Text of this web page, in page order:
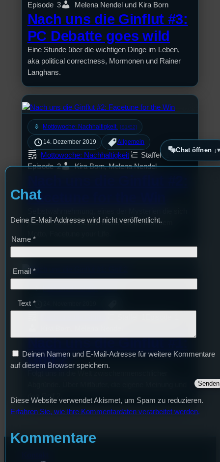
Episode 3 Melena Nendel und Kira Born
Nach uns die Ginflut #3:
PC Debatte goes wild
Eine Stunde über die wichtigen Dinge im Leben,
aka political correctness, Mormonen und Rainer
Langhans.
mic Mottowoche: Nachhaltigkeit [S1/E2]
14. Dezember 2019 Allgemein
Mottowoche: Nachhaltigkeit Staffel
Episode 2 Kira Born, Melena Nendel
Facetune for the Win
jeder im Leben stellen muss. Ganz nach dem
mic Nach uns die Ginflut [S1/E1]
Nach uns die Ginflut #1:
Golf 2
den Golf 2.
Chat öffnen ↓
Chat
Deine E-Mail-Addresse wird nicht veröffentlicht.
Name *
Email *
Text *
Deinen Namen und E-Mail-Adresse für weitere Kommentare
auf diesem Browser speichern.
Diese Website verwendet Akismet, um Spam zu reduzieren.
Erfahren Sie, wie Ihre Kommentardaten verarbeitet werden.
Kommentare